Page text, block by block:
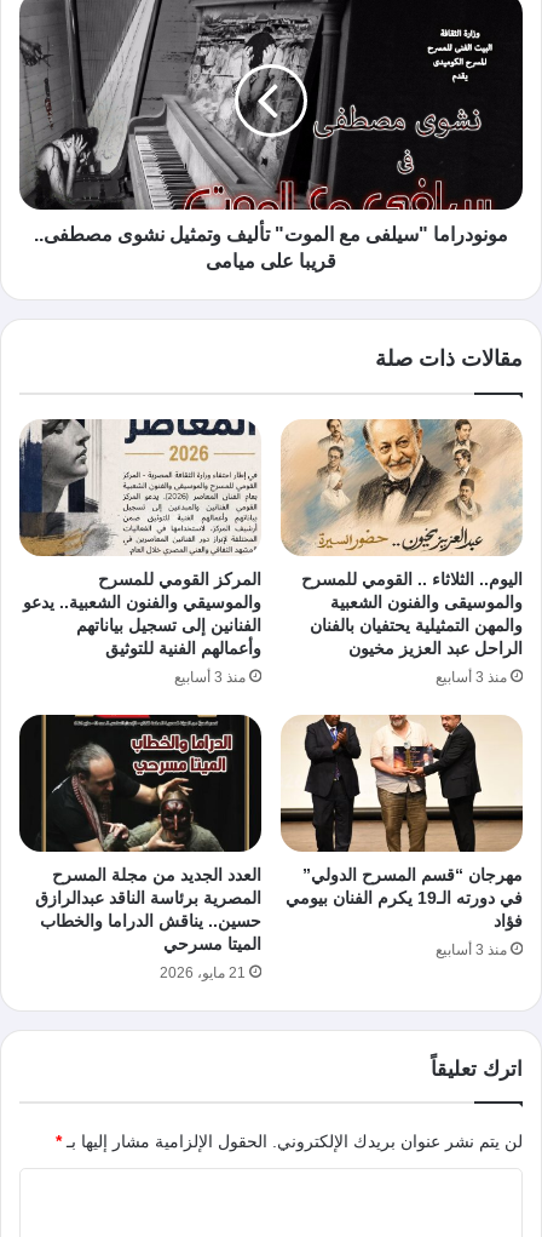
مونودراما "سيلفى مع الموت" تأليف وتمثيل نشوى مصطفى..
قريبا على ميامى
مقالات ذات صلة
اليوم.. الثلاثاء .. القومي للمسرح
والموسيقى والفنون الشعبية
والمهن التمثيلية يحتفيان بالفنان
الراحل عبد العزيز مخيون
منذ 3 أسابيع
المركز القومي للمسرح
والموسيقي والفنون الشعبية.. يدعو
الفنانين إلى تسجيل بياناتهم
وأعمالهم الفنية للتوثيق
منذ 3 أسابيع
مهرجان “قسم المسرح الدولي”
في دورته الـ19 يكرم الفنان بيومي
فؤاد
منذ 3 أسابيع
العدد الجديد من مجلة المسرح
المصرية برئاسة الناقد عبدالرازق
حسين.. يناقش الدراما والخطاب
الميتا مسرحي
21 مايو، 2026
اترك تعليقاً
لن يتم نشر عنوان بريدك الإلكتروني. الحقول الإلزامية مشار إليها بـ*